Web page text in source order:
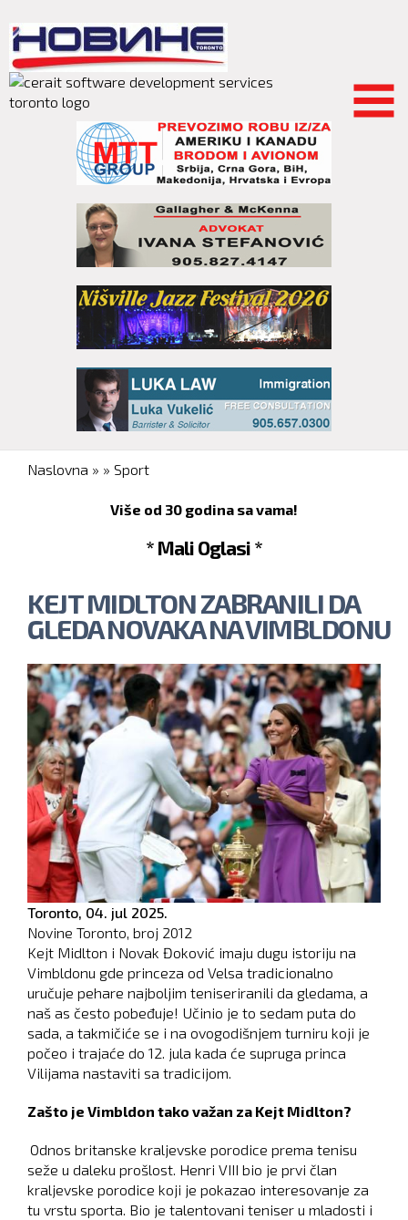
main
content
You are here
Naslovna » » Sport
Više od 30 godina sa vama!
* Mali Oglasi *
KEJT MIDLTON ZABRANILI DA
GLEDA NOVAKA NA VIMBLDONU
Toronto, 04. jul 2025.
Novine Toronto, broj 2012
Kejt Midlton i Novak Đoković imaju dugu istoriju na
Vimbldonu gde princeza od Velsa tradicionalno
uručuje pehare najboljim teniseriranili da gledama, a
naš as često pobeđuje! Učinio je to sedam puta do
sada, a takmičiće se i na ovogodišnjem turniru koji je
počeo i trajaće do 12. jula kada će supruga princa
Vilijama nastaviti sa tradicijom.
Zašto je Vimbldon tako važan za Kejt Midlton?
Odnos britanske kraljevske porodice prema tenisu
seže u daleku prošlost. Henri VIII bio je prvi član
kraljevske porodice koji je pokazao interesovanje za
tu vrstu sporta. Bio je talentovani teniser u mladosti i